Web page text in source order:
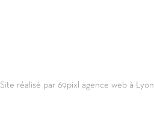
Site réalisé par 69pixl agence web à Lyon